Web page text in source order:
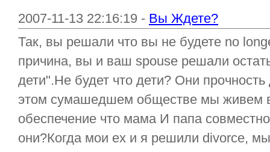
2007-11-13 22:16:19 - Вы Ждете?
Так, вы решали что вы не будете no
причина, вы и ваш spouse решали
дети".Не будет что дети? Они
этом сумашедшем обществе мы живем
обеспечение что мама И папа
они?Когда мои ex и я решили divorce,